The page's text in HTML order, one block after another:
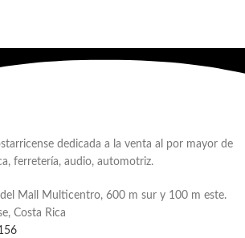
dedicada a la venta al por mayor de
ferretería, audio, automotriz.
Mall Multicentro, 600 m sur y 100 m este.
Costa Rica